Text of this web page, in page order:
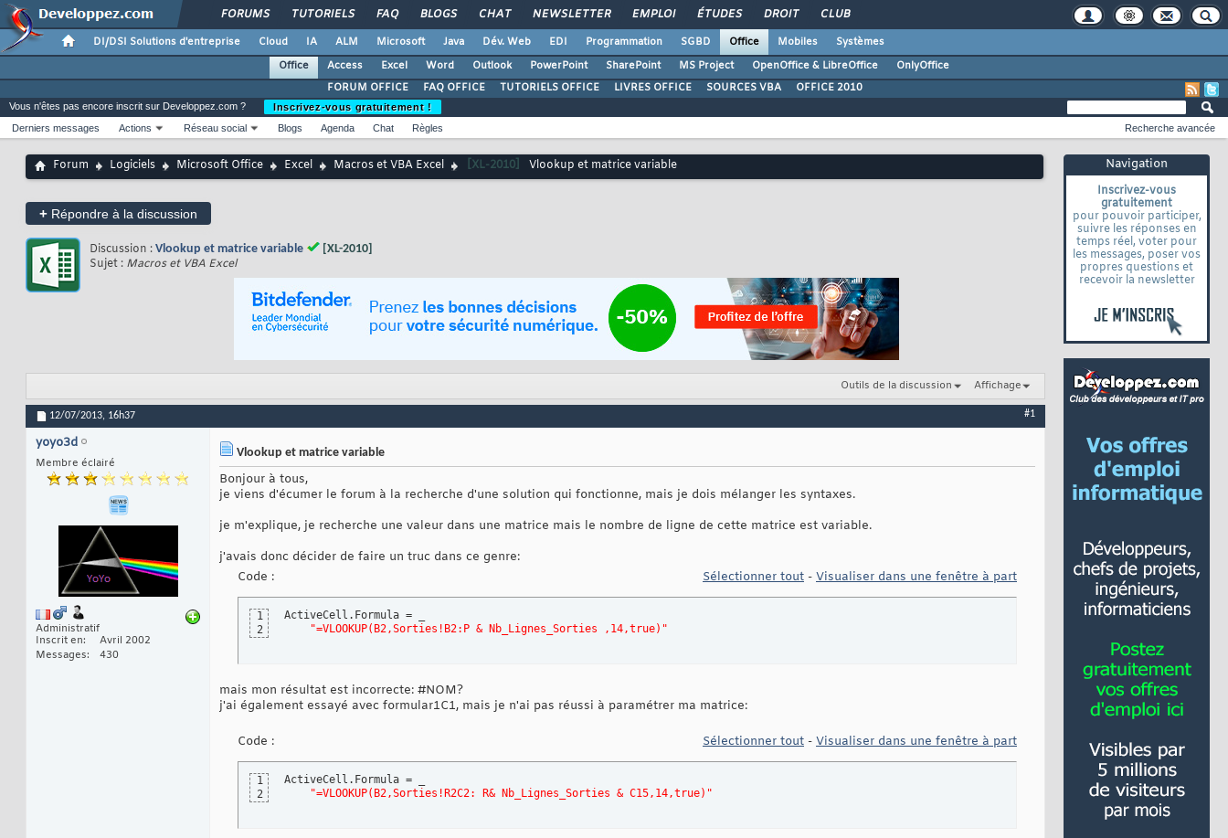
FORUMS TUTORIELS FAQ BLOGS CHAT NEWSLETTER EMPLOI ÉTUDES DROIT CLUB
DI/DSI Solutions d'entreprise Cloud IA ALM Microsoft Java Dév. Web EDI Programmation SGBD Office Mobiles
Systèmes
Office
Access Excel Word Outlook PowerPoint SharePoint MS Project OpenOffice & LibreOffice
OnlyOffice
FORUM OFFICE
FAQ OFFICE TUTORIELS OFFICE LIVRES OFFICE SOURCES VBA OFFICE 2010
Navigation
Inscrivez-vous
gratuitement
pour pouvoir participer,
suivre les réponses en
temps réel, voter pour
les messages, poser vos
propres questions et
recevoir la newsletter
Vous n'êtes pas encore inscrit sur Developpez.com ?
Inscrivez-vous gratuitement !
Derniers messages
Actions Réseau social Blogs Agenda Chat Règles Recherche avancée
Forum Logiciels Microsoft Office Excel Macros et VBA Excel [XL-2010] Vlookup et matrice variable
+ Répondre à la discussion
Discussion : Vlookup et matrice variable [XL-2010]
Sujet : Macros et VBA Excel
Outils de la discussion Affichage
12/07/2013, 16h37 #1
yoyo3d
Membre éclairé
Administratif
Inscrit en
Avril 2002
Messages
430
Vlookup et matrice variable
Bonjour à tous,
je viens d'écumer le forum à la recherche d'une solution qui fonctionne, mais je dois mélanger les syntaxes.
je m'explique, je recherche une valeur dans une matrice mais le nombre de ligne de cette matrice est variable.
j'avais donc décider de faire un truc dans ce genre:
Code :
Sélectionner tout - Visualiser dans une fenêtre à part
1
2
ActiveCell.Formula = _
"=VLOOKUP(B2,Sorties!B2:P & Nb_Lignes_Sorties ,14,true)"
mais mon résultat est incorrecte: #NOM?
j'ai également essayé avec formular1C1, mais je n'ai pas réussi à paramétrer ma matrice:
Code : Sélectionner tout - Visualiser dans une fenêtre à part
1
2
ActiveCell.Formula = _
"=VLOOKUP(B2,Sorties!R2C2: R& Nb_Lignes_Sorties & C15,14,true)"